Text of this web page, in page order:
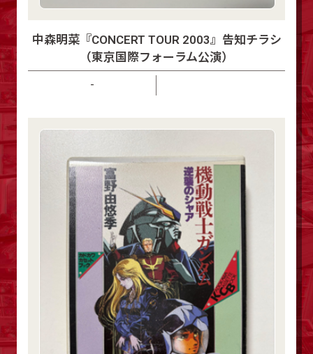
中森明菜『CONCERT TOUR 2003』告知チラシ
（東京国際フォーラム公演）
-